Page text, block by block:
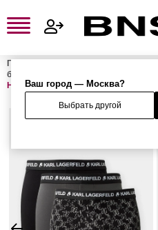
Ваш город — Москва?
Выбрать другой
Главная
белье
Набор из 3 трусов